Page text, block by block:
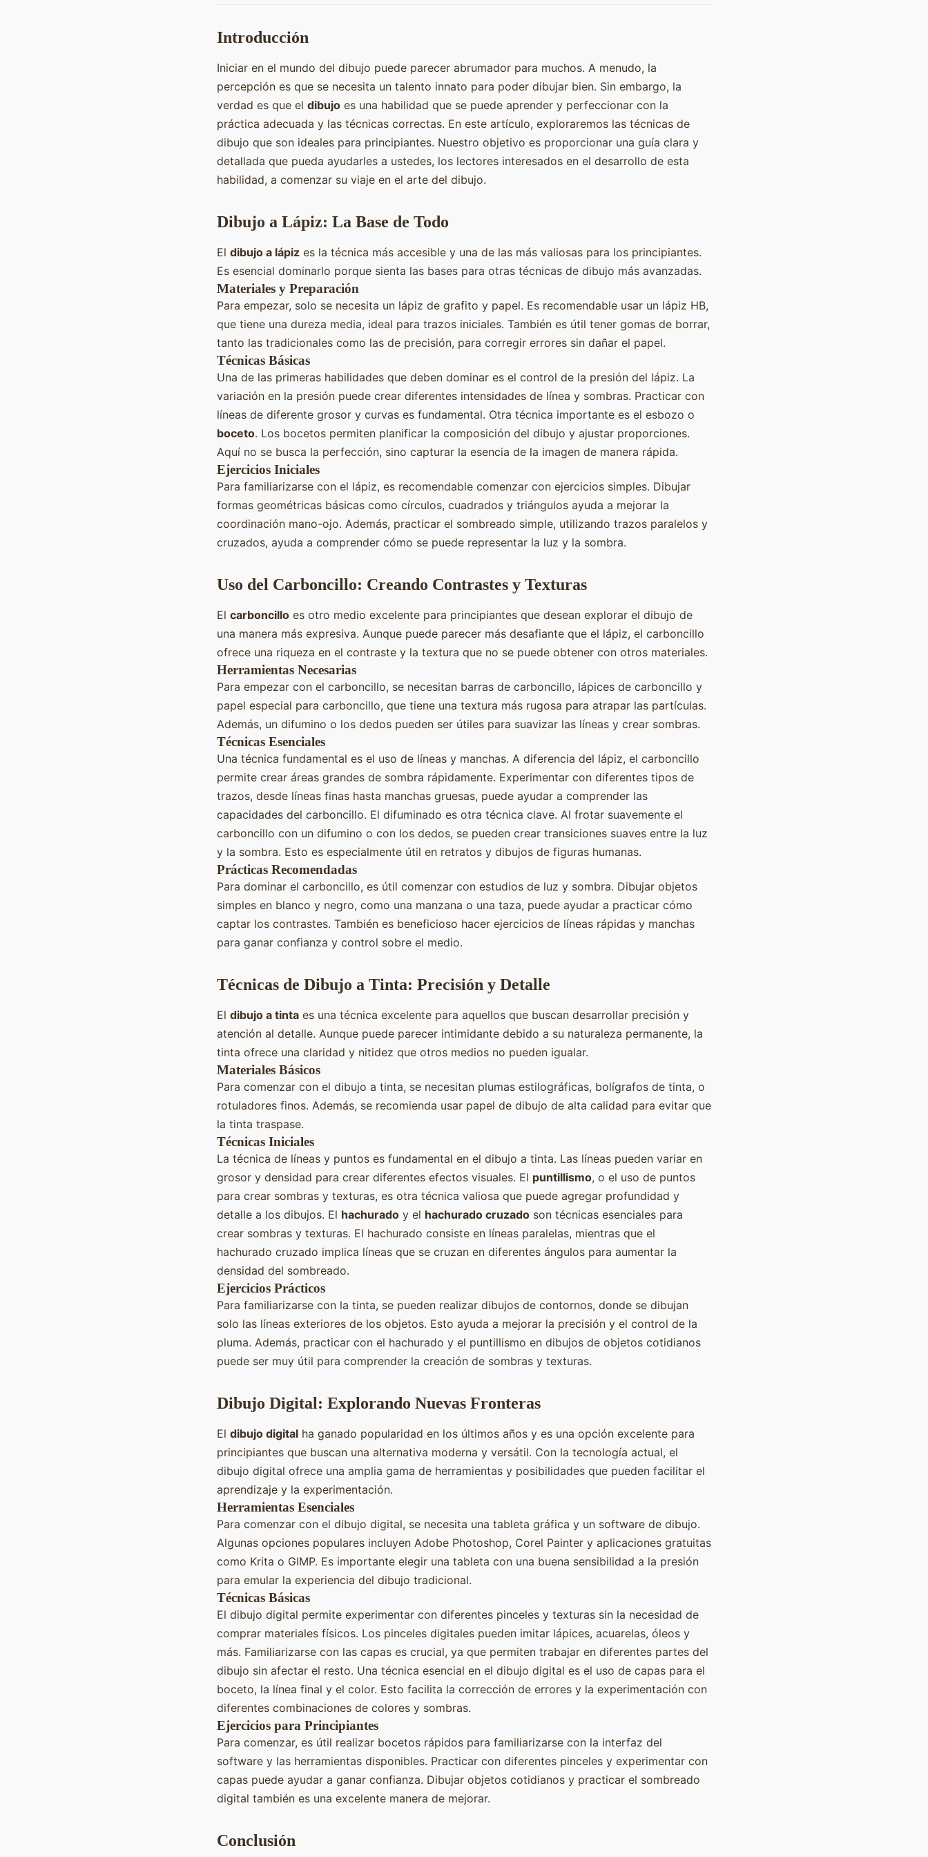
Introducción
Iniciar en el mundo del dibujo puede parecer abrumador para muchos. A menudo, la
percepción es que se necesita un talento innato para poder dibujar bien. Sin embargo, la
verdad es que el dibujo es una habilidad que se puede aprender y perfeccionar con la
práctica adecuada y las técnicas correctas. En este artículo, exploraremos las técnicas de
dibujo que son ideales para principiantes. Nuestro objetivo es proporcionar una guía clara y
detallada que pueda ayudarles a ustedes, los lectores interesados en el desarrollo de esta
habilidad, a comenzar su viaje en el arte del dibujo.
Dibujo a Lápiz: La Base de Todo
El dibujo a lápiz es la técnica más accesible y una de las más valiosas para los principiantes.
Es esencial dominarlo porque sienta las bases para otras técnicas de dibujo más avanzadas.
Materiales y Preparación
Para empezar, solo se necesita un lápiz de grafito y papel. Es recomendable usar un lápiz HB,
que tiene una dureza media, ideal para trazos iniciales. También es útil tener gomas de borrar,
tanto las tradicionales como las de precisión, para corregir errores sin dañar el papel.
Técnicas Básicas
Una de las primeras habilidades que deben dominar es el control de la presión del lápiz. La
variación en la presión puede crear diferentes intensidades de línea y sombras. Practicar con
líneas de diferente grosor y curvas es fundamental. Otra técnica importante es el esbozo o
boceto. Los bocetos permiten planificar la composición del dibujo y ajustar proporciones.
Aquí no se busca la perfección, sino capturar la esencia de la imagen de manera rápida.
Ejercicios Iniciales
Para familiarizarse con el lápiz, es recomendable comenzar con ejercicios simples. Dibujar
formas geométricas básicas como círculos, cuadrados y triángulos ayuda a mejorar la
coordinación mano-ojo. Además, practicar el sombreado simple, utilizando trazos paralelos y
cruzados, ayuda a comprender cómo se puede representar la luz y la sombra.
Uso del Carboncillo: Creando Contrastes y Texturas
El carboncillo es otro medio excelente para principiantes que desean explorar el dibujo de
una manera más expresiva. Aunque puede parecer más desafiante que el lápiz, el carboncillo
ofrece una riqueza en el contraste y la textura que no se puede obtener con otros materiales.
Herramientas Necesarias
Para empezar con el carboncillo, se necesitan barras de carboncillo, lápices de carboncillo y
papel especial para carboncillo, que tiene una textura más rugosa para atrapar las partículas.
Además, un difumino o los dedos pueden ser útiles para suavizar las líneas y crear sombras.
Técnicas Esenciales
Una técnica fundamental es el uso de líneas y manchas. A diferencia del lápiz, el carboncillo
permite crear áreas grandes de sombra rápidamente. Experimentar con diferentes tipos de
trazos, desde líneas finas hasta manchas gruesas, puede ayudar a comprender las
capacidades del carboncillo. El difuminado es otra técnica clave. Al frotar suavemente el
carboncillo con un difumino o con los dedos, se pueden crear transiciones suaves entre la luz
y la sombra. Esto es especialmente útil en retratos y dibujos de figuras humanas.
Prácticas Recomendadas
Para dominar el carboncillo, es útil comenzar con estudios de luz y sombra. Dibujar objetos
simples en blanco y negro, como una manzana o una taza, puede ayudar a practicar cómo
captar los contrastes. También es beneficioso hacer ejercicios de líneas rápidas y manchas
para ganar confianza y control sobre el medio.
Técnicas de Dibujo a Tinta: Precisión y Detalle
El dibujo a tinta es una técnica excelente para aquellos que buscan desarrollar precisión y
atención al detalle. Aunque puede parecer intimidante debido a su naturaleza permanente, la
tinta ofrece una claridad y nitidez que otros medios no pueden igualar.
Materiales Básicos
Para comenzar con el dibujo a tinta, se necesitan plumas estilográficas, bolígrafos de tinta, o
rotuladores finos. Además, se recomienda usar papel de dibujo de alta calidad para evitar que
la tinta traspase.
Técnicas Iniciales
La técnica de líneas y puntos es fundamental en el dibujo a tinta. Las líneas pueden variar en
grosor y densidad para crear diferentes efectos visuales. El puntillismo, o el uso de puntos
para crear sombras y texturas, es otra técnica valiosa que puede agregar profundidad y
detalle a los dibujos. El hachurado y el hachurado cruzado son técnicas esenciales para
crear sombras y texturas. El hachurado consiste en líneas paralelas, mientras que el
hachurado cruzado implica líneas que se cruzan en diferentes ángulos para aumentar la
densidad del sombreado.
Ejercicios Prácticos
Para familiarizarse con la tinta, se pueden realizar dibujos de contornos, donde se dibujan
solo las líneas exteriores de los objetos. Esto ayuda a mejorar la precisión y el control de la
pluma. Además, practicar con el hachurado y el puntillismo en dibujos de objetos cotidianos
puede ser muy útil para comprender la creación de sombras y texturas.
Dibujo Digital: Explorando Nuevas Fronteras
El dibujo digital ha ganado popularidad en los últimos años y es una opción excelente para
principiantes que buscan una alternativa moderna y versátil. Con la tecnología actual, el
dibujo digital ofrece una amplia gama de herramientas y posibilidades que pueden facilitar el
aprendizaje y la experimentación.
Herramientas Esenciales
Para comenzar con el dibujo digital, se necesita una tableta gráfica y un software de dibujo.
Algunas opciones populares incluyen Adobe Photoshop, Corel Painter y aplicaciones gratuitas
como Krita o GIMP. Es importante elegir una tableta con una buena sensibilidad a la presión
para emular la experiencia del dibujo tradicional.
Técnicas Básicas
El dibujo digital permite experimentar con diferentes pinceles y texturas sin la necesidad de
comprar materiales físicos. Los pinceles digitales pueden imitar lápices, acuarelas, óleos y
más. Familiarizarse con las capas es crucial, ya que permiten trabajar en diferentes partes del
dibujo sin afectar el resto. Una técnica esencial en el dibujo digital es el uso de capas para el
boceto, la línea final y el color. Esto facilita la corrección de errores y la experimentación con
diferentes combinaciones de colores y sombras.
Ejercicios para Principiantes
Para comenzar, es útil realizar bocetos rápidos para familiarizarse con la interfaz del
software y las herramientas disponibles. Practicar con diferentes pinceles y experimentar con
capas puede ayudar a ganar confianza. Dibujar objetos cotidianos y practicar el sombreado
digital también es una excelente manera de mejorar.
Conclusión